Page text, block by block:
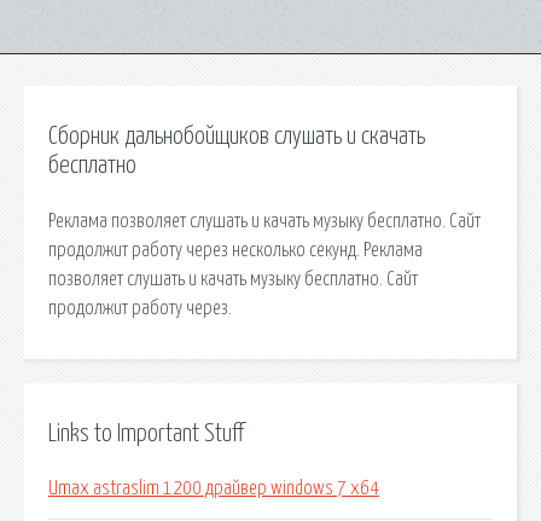
Сборник дальнобойщиков слушать и скачать
бесплатно
Реклама позволяет слушать и качать музыку бесплатно. Сайт
продолжит работу через несколько секунд. Реклама
позволяет слушать и качать музыку бесплатно. Сайт
продолжит работу через.
Links to Important Stuff
Umax astraslim 1200 драйвер windows 7 x64